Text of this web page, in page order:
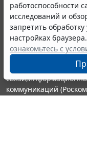
работоспособности
исследований и
запретить
настройках
ознакомьтесь с
© ООО "НПП "ГАРАНТ-
выпускается с 1990
являются
информации ГАРАНТ.
Портал ГАРАНТ.РУ
издания
коммуникаций